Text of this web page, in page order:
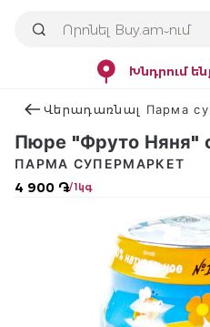
Խնդրում
Վերադառնալ Парма
Пюре "Фруто Няня"
4 900 ֏/ 1կգ
ПАРМА СУПЕРМАРКЕТ